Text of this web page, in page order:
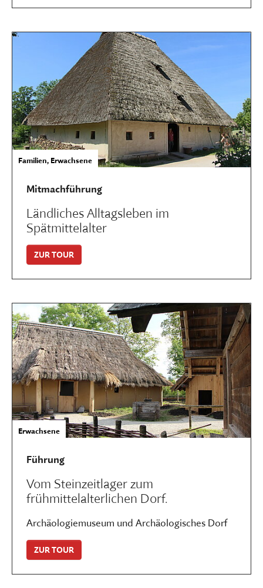
Familien, Erwachsene
Mitmachführung
Ländliches Alltagsleben im
Spätmittelalter
ZUR TOUR
Erwachsene
Führung
Vom Steinzeitlager zum
frühmittelalterlichen Dorf.
Archäologiemuseum und Archäologisches Dorf
ZUR TOUR